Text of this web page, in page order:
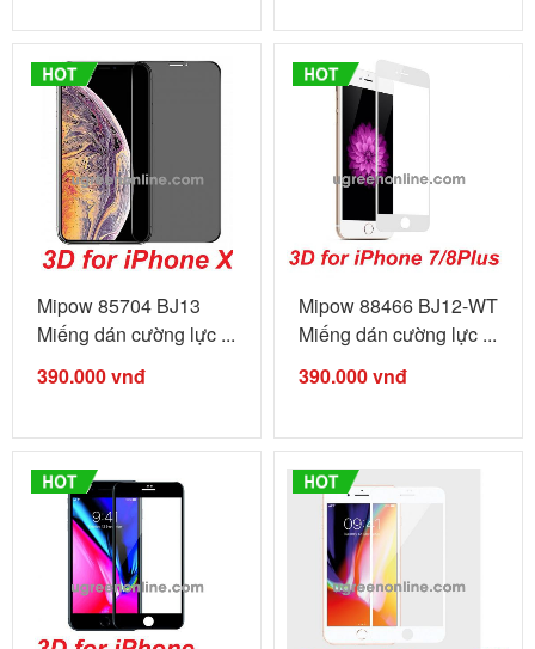
Mipow 85704 BJ13
Miếng dán cường lực ...
390.000vnđ
Mipow 88466 BJ12-WT
Miếng dán cường lực ...
390.000vnđ